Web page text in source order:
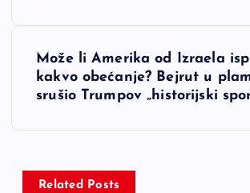
c
Može li Amerika od Izraela
kakvo obećanje? Bejrut u
srušio Trumpov „historijski
Related Posts